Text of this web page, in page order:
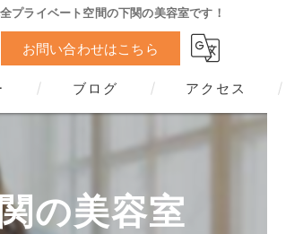
プライベート空間の下関の美容室です！
お問い合わせはこちら
ブログ アクセス
の美容室